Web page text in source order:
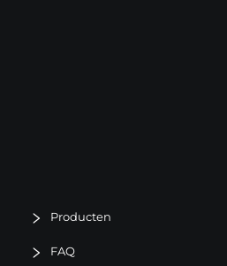
Producten
FAQ